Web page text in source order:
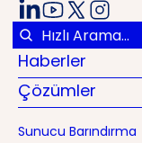
Haberler
Çözümler
Sunucu Barındırma